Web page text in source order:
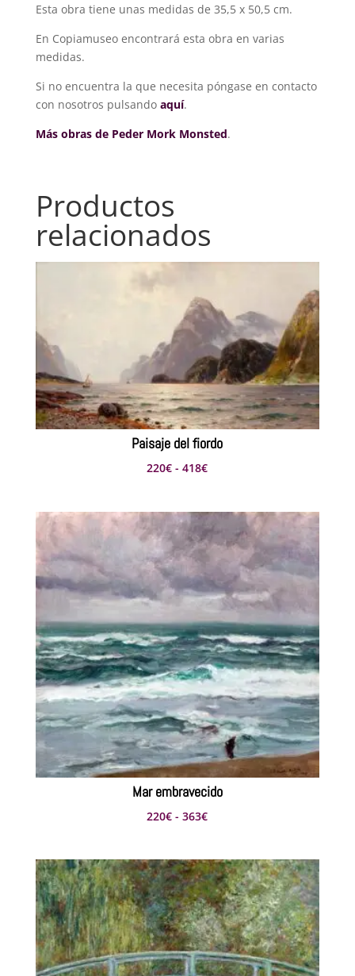
Esta obra tiene unas medidas de 35,5 x 50,5 cm.
En Copiamuseo encontrará esta obra en varias
medidas.
Si no encuentra la que necesita póngase en contacto
con nosotros pulsando aquí.
Más obras de Peder Mork Monsted.
Productos
relacionados
Paisaje del fiordo
220€ - 418€Rango
precios:
desde
220€
hasta
418€
Mar embravecido
220€ - 363€Rango
precios:
desde
220€
hasta
363€